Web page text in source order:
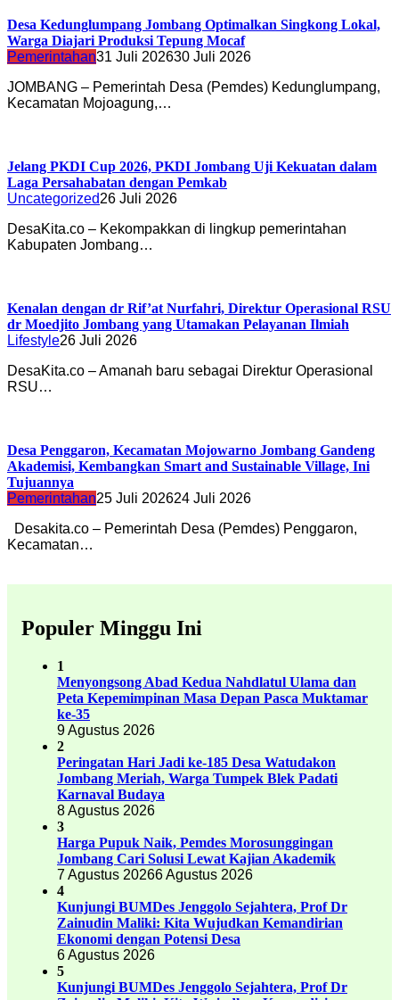
Desa Kedunglumpang Jombang Optimalkan Singkong Lokal,
Warga Diajari Produksi Tepung Mocaf
Pemerintahan31 Juli 202630 Juli 2026
JOMBANG – Pemerintah Desa (Pemdes) Kedunglumpang,
Kecamatan Mojoagung,…
Jelang PKDI Cup 2026, PKDI Jombang Uji Kekuatan dalam
Laga Persahabatan dengan Pemkab
Uncategorized26 Juli 2026
DesaKita.co – Kekompakkan di lingkup pemerintahan
Kabupaten Jombang…
Kenalan dengan dr Rif’at Nurfahri, Direktur Operasional RSU
dr Moedjito Jombang yang Utamakan Pelayanan Ilmiah
Lifestyle26 Juli 2026
DesaKita.co – Amanah baru sebagai Direktur Operasional
RSU…
Desa Penggaron, Kecamatan Mojowarno Jombang Gandeng
Akademisi, Kembangkan Smart and Sustainable Village, Ini
Tujuannya
Pemerintahan25 Juli 202624 Juli 2026
Desakita.co – Pemerintah Desa (Pemdes) Penggaron,
Kecamatan…
Populer Minggu Ini
1
Menyongsong Abad Kedua Nahdlatul Ulama dan
Peta Kepemimpinan Masa Depan Pasca Muktamar
ke-35
9 Agustus 2026
2
Peringatan Hari Jadi ke-185 Desa Watudakon
Jombang Meriah, Warga Tumpek Blek Padati
Karnaval Budaya
8 Agustus 2026
3
Harga Pupuk Naik, Pemdes Morosunggingan
Jombang Cari Solusi Lewat Kajian Akademik
7 Agustus 20266 Agustus 2026
4
Kunjungi BUMDes Jenggolo Sejahtera, Prof Dr
Zainudin Maliki: Kita Wujudkan Kemandirian
Ekonomi dengan Potensi Desa
6 Agustus 2026
5
Kunjungi BUMDes Jenggolo Sejahtera, Prof Dr